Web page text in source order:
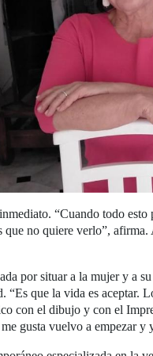
“Cuando todo esto
no quiere verlo”,
por situar a la mujer y a
“Es que la vida es
con el dibujo y con el
gusta vuelvo a empezar